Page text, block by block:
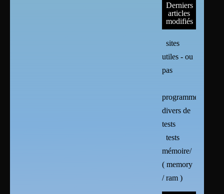
Derniers
articles
modifiés
sites
utiles - ou
pas
programmes
divers de
tests
tests
mémoire/
( memory
/ ram )